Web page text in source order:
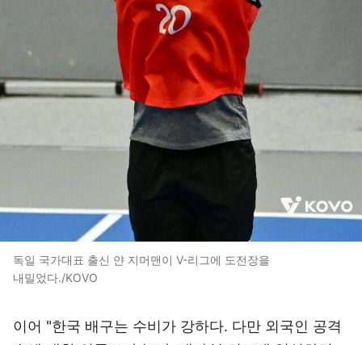
독일 국가대표 출신 얀 지머맨이 V-리그에 도전장을
내밀었다./KOVO
이어 "한국 배구는 수비가 강하다. 다만 외국인 공격